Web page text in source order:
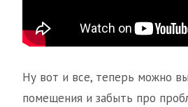
Ну вот и все, теперь можно
помещения и забыть про